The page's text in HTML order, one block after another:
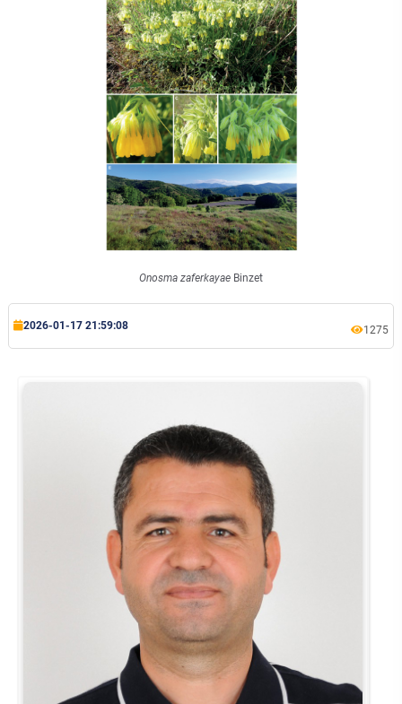
Onosma zaferkayae Binzet
2026-01-17 21:59:08 1275